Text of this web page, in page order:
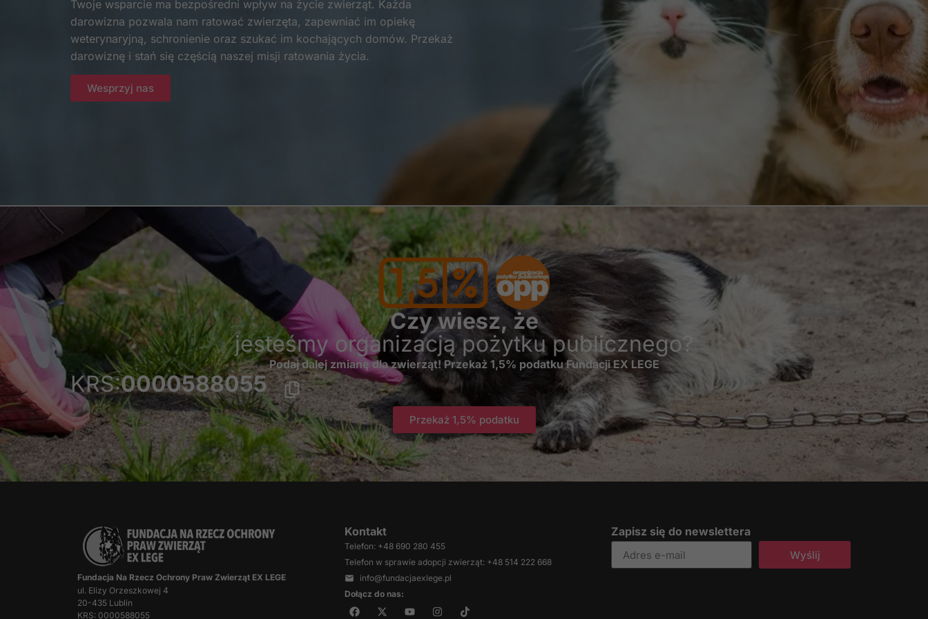
Twoje wsparcie ma bezpośredni wpływ na życie zwierząt. Każda
darowizna pozwala nam ratować zwierzęta, zapewniać im opiekę
weterynaryjną, schronienie oraz szukać im kochających domów. Przekaż
darowiznę i stań się częścią naszej misji ratowania życia.
Wesprzyj nas
Czy wiesz, że
jesteśmy organizacją pożytku publicznego?
Podaj dalej zmianę dla zwierząt! Przekaż 1,5% podatku Fundacji EX LEGE
KRS:0000588055
Przekaż 1,5% podatku
Fundacja Na Rzecz Ochrony Praw Zwierząt EX LEGE
ul. Elizy Orzeszkowej 4
20-435 Lublin
KRS: 0000588055
Kontakt
Telefon: +48 690 280 455
Telefon w sprawie adopcji zwierząt: +48 514 222 668
info@fundacjaexlege.pl
Dołącz do nas:
Zapisz się do newslettera
Wyślij
internetowej,
na podstawie
Doświadczenie
Aby nasza strona
internetowa
działała jak
najlepiej podczas
twojego
przejścia na nią.
Jeśli odrzucisz te
pliki cookie,
niektóre funkcje
znikną ze strony
internetowej.
Marketing
Udostępniając
zainteresowania i
zachowania
spersonalizowanych